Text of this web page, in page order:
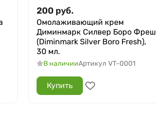
200 руб.
Омолаживающий крем
Диминмарк Силвер Боро Фреш
(Diminmark Silver Boro Fresh),
30 мл.
В наличииАртикул VT-0001
Купить